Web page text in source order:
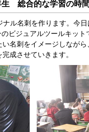
総合的な学習の時
ル名刺を作ります。今
ビジュアルツールキッ
名刺をイメージしなが
成させていきます。